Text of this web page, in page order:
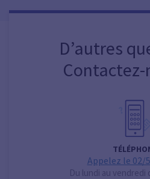
D’autres
Appelez le 02/
Du lundi au vendredi